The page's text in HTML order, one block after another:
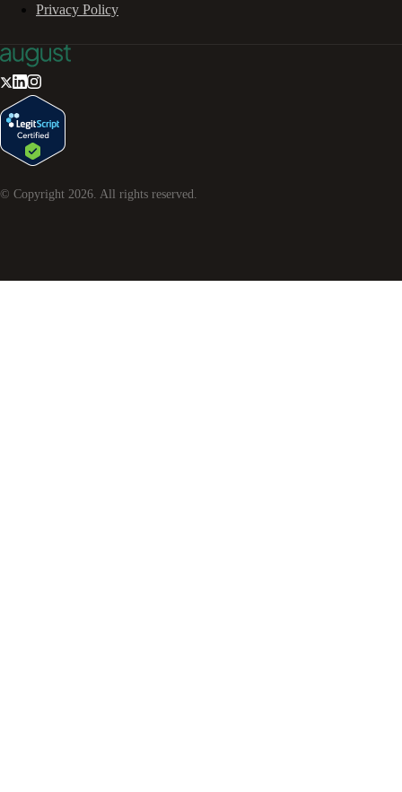
Privacy Policy
© Copyright 2026 . All rights reserved.